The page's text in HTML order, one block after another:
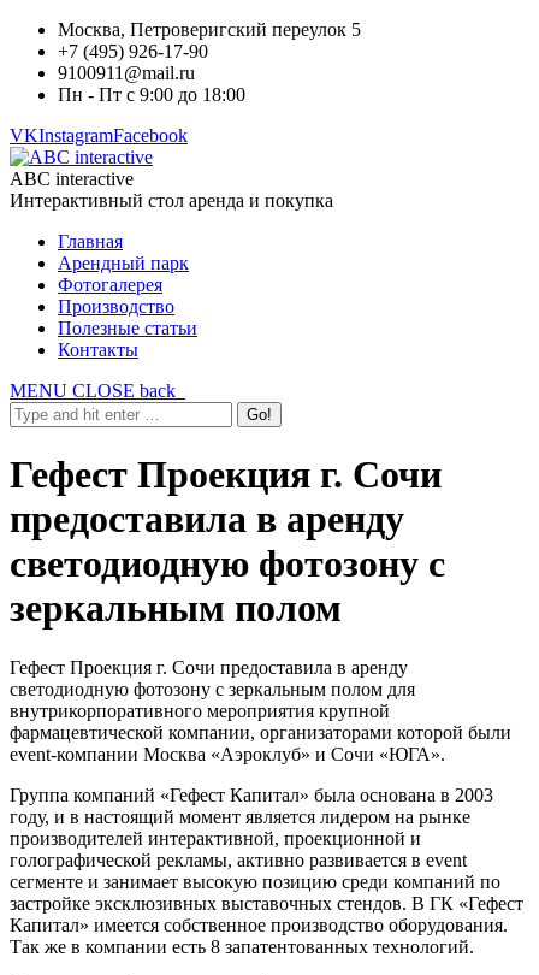
Москва, Петроверигский переулок 5
+7 (495) 926-17-90
9100911@mail.ru
Пн - Пт с 9:00 до 18:00
VKInstagramFacebook
ABC interactive
Интерактивный стол аренда и покупка
Главная
Арендный парк
Фотогалерея
Производство
Полезные статьи
Контакты
MENU CLOSE back
Гефест Проекция г. Сочи
предоставила в аренду
светодиодную фотозону с
зеркальным полом
Гефест Проекция г. Сочи предоставила в аренду
светодиодную фотозону с зеркальным полом для
внутрикорпоративного мероприятия крупной
фармацевтической компании, организаторами которой были
event-компании Москва «Аэроклуб» и Сочи «ЮГА».
Группа компаний «Гефест Капитал» была основана в 2003
году, и в настоящий момент является лидером на рынке
производителей интерактивной, проекционной и
голографической рекламы, активно развивается в event
сегменте и занимает высокую позицию среди компаний по
застройке эксклюзивных выставочных стендов. В ГК «Гефест
Капитал» имеется собственное производство оборудования.
Так же в компании есть 8 запатентованных технологий.